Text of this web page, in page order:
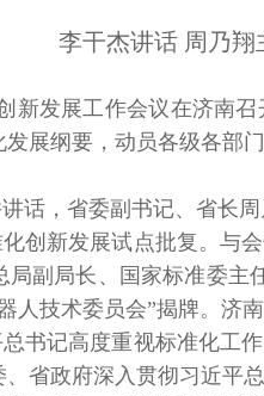
李干杰讲话 周乃翔
新发展工作会议在济南
展纲要，动员各级各部
话，省委副书记、省长
创新发展试点批复。与
副局长、国家标准委
人技术委员会”揭牌。济
书记高度重视标准化工
省政府深入贯彻习近平